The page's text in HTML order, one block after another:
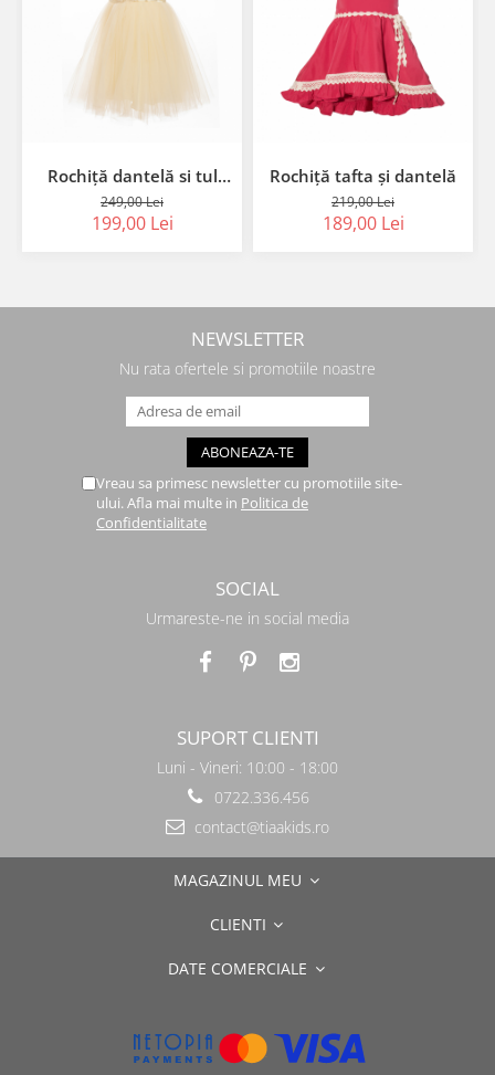
Rochiță dantelă si tul
crem
249,00 Lei
199,00 Lei
Rochiță tafta și dantelă
219,00 Lei
189,00 Lei
NEWSLETTER
Nu rata ofertele si promotiile noastre
Vreau sa primesc newsletter cu promotiile site-
ului. Afla mai multe in Politica de
Confidentialitate
SOCIAL
Urmareste-ne in social media
SUPORT CLIENTI
Luni - Vineri: 10:00 - 18:00
0722.336.456
contact@tiaakids.ro
MAGAZINUL MEU
CLIENTI
DATE COMERCIALE